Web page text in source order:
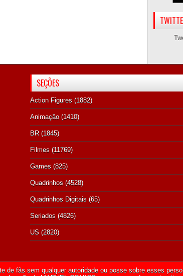
SEÇÕES
Action Figures (1882)
Animação (1410)
BR (1845)
Filmes (11769)
Games (825)
Quadrinhos (4528)
Quadrinhos Digitais (65)
Seriados (4826)
US (2820)
de fãs sem qualquer autoridade ou posse sobre esses